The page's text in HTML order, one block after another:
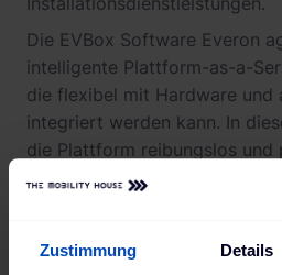
Zustimmung Details
Die EVBox Software Everon
intelligente Plattform-as-a-
die flexibel mit Hardware und
integriert werden kann. In
die Plattform reibungslos und
Lösung von DCS integriert und
einheitliches Frontend